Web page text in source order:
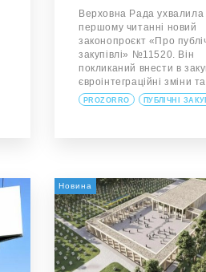
Верховна Рада ухвалила
першому читанні новий
законопроєкт «Про
закупівлі» №11520. Він
покликаний внести в
євроінтеграційні зміни
PROZORRO ПУБЛІЧНІ
Новина